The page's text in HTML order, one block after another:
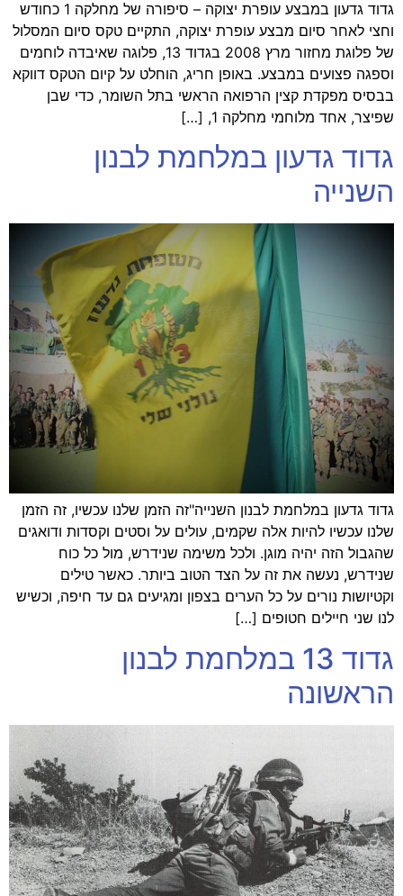
גדוד גדעון במבצע עופרת יצוקה – סיפורה של מחלקה 1 כחודש
וחצי לאחר סיום מבצע עופרת יצוקה, התקיים טקס סיום המסלול
של פלוגת מחזור מרץ 2008 בגדוד 13, פלוגה שאיבדה לוחמים
וספגה פצועים במבצע. באופן חריג, הוחלט על קיום הטקס דווקא
בבסיס מפקדת קצין הרפואה הראשי בתל השומר, כדי שבן
שפיצר, אחד מלוחמי מחלקה 1, […]
גדוד גדעון במלחמת לבנון
השנייה
גדוד גדעון במלחמת לבנון השנייה"זה הזמן שלנו עכשיו, זה הזמן
שלנו עכשיו להיות אלה שקמים, עולים על וסטים וקסדות ודואגים
שהגבול הזה יהיה מוגן. ולכל משימה שנידרש, מול כל כוח
שנידרש, נעשה את זה על הצד הטוב ביותר. כאשר טילים
וקטיושות נורים על כל הערים בצפון ומגיעים גם עד חיפה, וכשיש
לנו שני חיילים חטופים […]
גדוד 13 במלחמת לבנון
הראשונה